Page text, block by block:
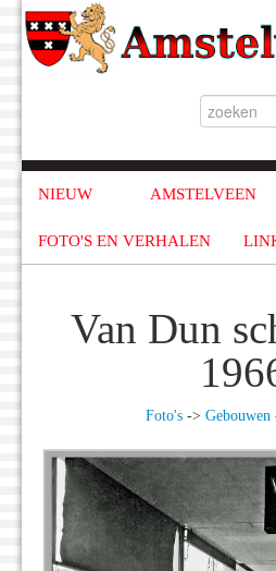
NIEUW AMSTELVEEN
FOTO'S EN VERHALEN
Van Dun
Foto's-> Gebouwen